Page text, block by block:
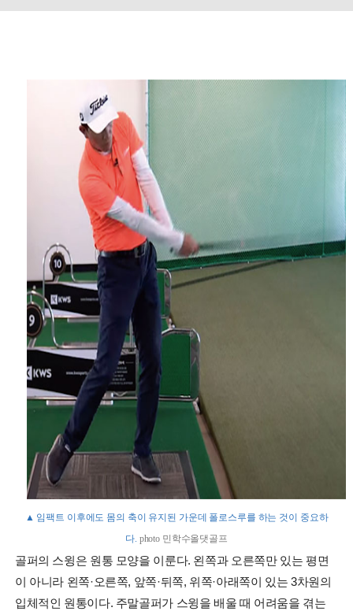
▲ 임팩트 이후에도 몸의 축이 유지된 가운데 폴로스루를 하는 것이 중요하
다. photo 민학수올댓골프
골퍼의 스윙은 원통 모양을 이룬다. 왼쪽과 오른쪽만 있는 평면
이 아니라 왼쪽·오른쪽, 앞쪽·뒤쪽, 위쪽·아래쪽이 있는 3차원의
입체적인 원통이다. 주말골퍼가 스윙을 배울 때 어려움을 겪는